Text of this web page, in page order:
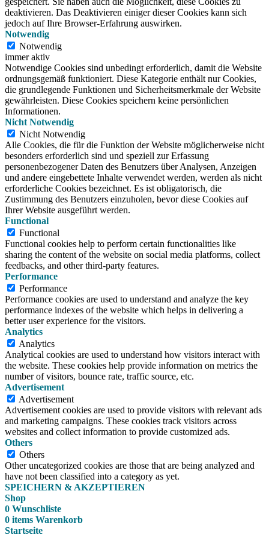
deaktivieren. Das Deaktivieren einiger dieser Cookies kann sich
jedoch auf Ihre Browser-Erfahrung auswirken.
Notwendig
Notwendig
immer aktiv
Notwendige Cookies sind unbedingt erforderlich, damit die Website
ordnungsgemäß funktioniert. Diese Kategorie enthält nur Cookies,
die grundlegende Funktionen und Sicherheitsmerkmale der Website
gewährleisten. Diese Cookies speichern keine persönlichen
Informationen.
Nicht Notwendig
Nicht Notwendig
Alle Cookies, die für die Funktion der Website möglicherweise nicht
besonders erforderlich sind und speziell zur Erfassung
personenbezogener Daten des Benutzers über Analysen, Anzeigen
und andere eingebettete Inhalte verwendet werden, werden als nicht
erforderliche Cookies bezeichnet. Es ist obligatorisch, die
Zustimmung des Benutzers einzuholen, bevor diese Cookies auf
Ihrer Website ausgeführt werden.
Functional
Functional
Functional cookies help to perform certain functionalities like
sharing the content of the website on social media platforms, collect
feedbacks, and other third-party features.
Performance
Performance
Performance cookies are used to understand and analyze the key
performance indexes of the website which helps in delivering a
better user experience for the visitors.
Analytics
Analytics
Analytical cookies are used to understand how visitors interact with
the website. These cookies help provide information on metrics the
number of visitors, bounce rate, traffic source, etc.
Advertisement
Advertisement
Advertisement cookies are used to provide visitors with relevant ads
and marketing campaigns. These cookies track visitors across
websites and collect information to provide customized ads.
Others
Others
Other uncategorized cookies are those that are being analyzed and
have not been classified into a category as yet.
SPEICHERN & AKZEPTIEREN
Shop
0 Wunschliste
0 items Warenkorb
Startseite